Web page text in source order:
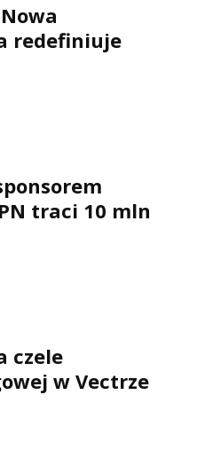
redefiniuje
traci 10 mln
czele
w Vectrze